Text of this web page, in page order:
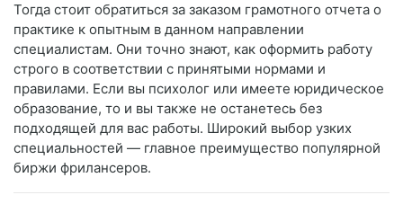
Тогда стоит обратиться за заказом грамотного отчета о
практике к опытным в данном направлении
специалистам. Они точно знают, как оформить работу
строго в соответствии с принятыми нормами и
правилами. Если вы психолог или имеете юридическое
образование, то и вы также не останетесь без
подходящей для вас работы. Широкий выбор узких
специальностей — главное преимущество популярной
биржи фрилансеров.